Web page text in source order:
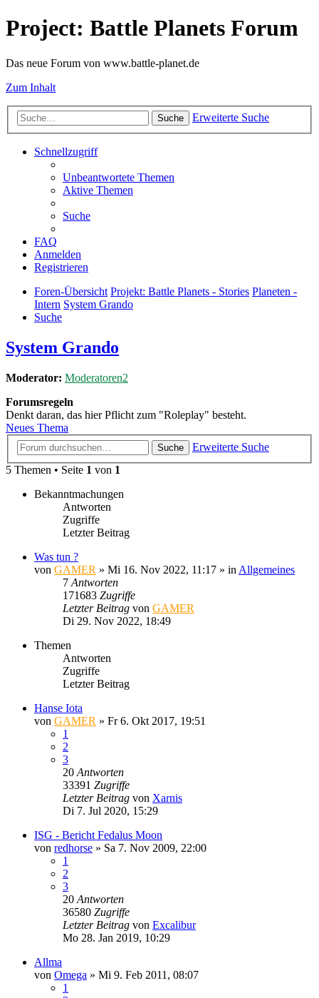
Project: Battle Planets Forum
Das neue Forum von www.battle-planet.de
Zum Inhalt
Suche Erweiterte Suche
Schnellzugriff
Unbeantwortete Themen
Aktive Themen
Suche
FAQ
Anmelden
Registrieren
Foren-Übersicht Projekt: Battle Planets - Stories Planeten -
Intern System Grando
Suche
System Grando
Moderator: Moderatoren2
Forumsregeln
Denkt daran, das hier Pflicht zum "Roleplay" besteht.
Neues Thema
Suche
Erweiterte Suche
5 Themen • Seite 1 von 1
Bekanntmachungen
Antworten
Zugriffe
Letzter Beitrag
Was tun ?
von GAMER » Mi 16. Nov 2022, 11:17 » in Allgemeines
7 Antworten
171683 Zugriffe
Letzter Beitrag von GAMER
Di 29. Nov 2022, 18:49
Themen
Antworten
Zugriffe
Letzter Beitrag
Hanse Iota
von GAMER » Fr 6. Okt 2017, 19:51
1
2
3
20 Antworten
33391 Zugriffe
Letzter Beitrag von Xarnis
Di 7. Jul 2020, 15:29
ISG - Bericht Fedalus Moon
von redhorse » Sa 7. Nov 2009, 22:00
1
2
3
20 Antworten
36580 Zugriffe
Letzter Beitrag von Excalibur
Mo 28. Jan 2019, 10:29
Allma
von Omega » Mi 9. Feb 2011, 08:07
1